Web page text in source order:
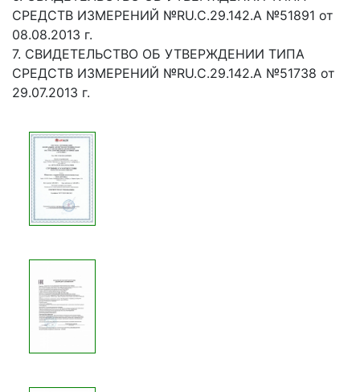
СРЕДСТВ ИЗМЕРЕНИЙ №RU.C.29.142.А №51891 от
08.08.2013 г.
7. СВИДЕТЕЛЬСТВО ОБ УТВЕРЖДЕНИИ ТИПА
СРЕДСТВ ИЗМЕРЕНИЙ №RU.C.29.142.А №51738 от
29.07.2013 г.